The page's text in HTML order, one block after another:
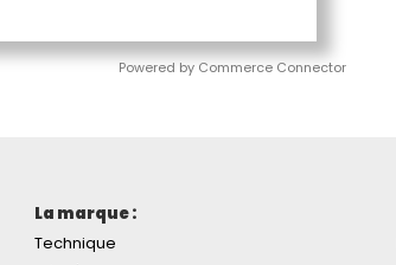
Powered by Commerce Connector
La marque :
Technique